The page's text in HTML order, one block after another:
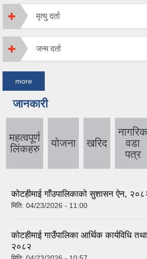
मृत्यु दर्ता
जन्म दर्ता
more
जानकारी
महत्वपूर्ण
लिंकहरु
योजना खरिद
नागरिक
वडा
पत्र
कोटहीमाई गाँउपालिकाको सुशासन ऐन,
मिति: 04/23/2026 - 11:00
कोटहीमाई गाउँपालिका आर्थिक कार्यविधि तथा
२०८२